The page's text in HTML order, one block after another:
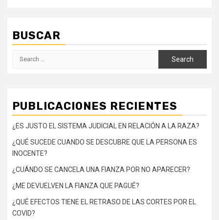
BUSCAR
PUBLICACIONES RECIENTES
¿ES JUSTO EL SISTEMA JUDICIAL EN RELACIÓN A LA RAZA?
¿QUÉ SUCEDE CUANDO SE DESCUBRE QUE LA PERSONA ES
INOCENTE?
¿CUÁNDO SE CANCELA UNA FIANZA POR NO APARECER?
¿ME DEVUELVEN LA FIANZA QUE PAGUÉ?
¿QUÉ EFECTOS TIENE EL RETRASO DE LAS CORTES POR EL
COVID?